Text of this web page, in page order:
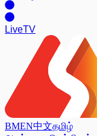
LiveTV
BMEN中文தமிழ்